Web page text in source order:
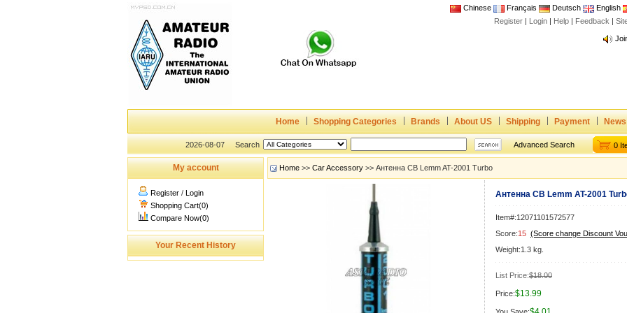
Chinese Français Deutsch English
Register | Login | Help | Feedback |
Home Shopping Categories Brands About US Shipping Payment
2026-08-07 Search Advanced Search 0
My account
Register / Login
Shopping Cart(0)
Compare Now(0)
Your Recent History
Home >> Car Accessory >> Антенна СВ Lemm AT-2001 Turbo
Антенна СВ Lemm AT-2001
Item#:12071101572577
Score:15 (Score change Discount
Weight:1.3 kg.
List Price:$18.00
Price:$13.99